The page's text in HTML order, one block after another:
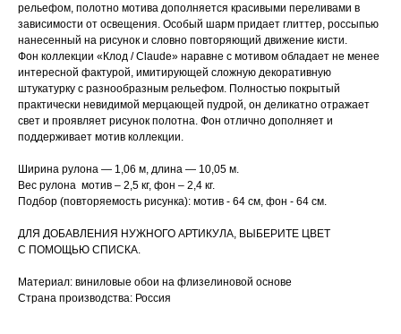
рельефом, полотно мотива дополняется красивыми переливами в
зависимости от освещения. Особый шарм придает глиттер, россыпью
нанесенный на рисунок и словно повторяющий движение кисти.
Фон коллекции «Клод / Claude» наравне с мотивом обладает не менее
интересной фактурой, имитирующей сложную декоративную
штукатурку с разнообразным рельефом. Полностью покрытый
практически невидимой мерцающей пудрой, он деликатно отражает
свет и проявляет рисунок полотна. Фон отлично дополняет и
поддерживает мотив коллекции.
Ширина рулона — 1,06 м, длина — 10,05 м.
Вес рулона мотив – 2,5 кг, фон – 2,4 кг.
Подбор (повторяемость рисунка): мотив - 64 см, фон - 64 см.
ДЛЯ ДОБАВЛЕНИЯ НУЖНОГО АРТИКУЛА, ВЫБЕРИТЕ ЦВЕТ
С ПОМОЩЬЮ СПИСКА.
Материал: виниловые обои на флизелиновой основе
Страна производства: Россия